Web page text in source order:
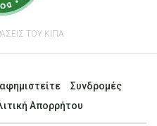
ΤΟΥ ΚΙΠΑ
Συνδρομές
Απορρήτου